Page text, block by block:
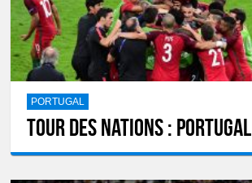
PORTUGAL
Tour des Nations : Portugal